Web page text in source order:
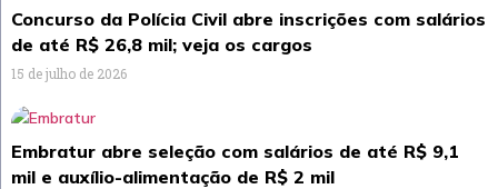
Concurso da Polícia Civil abre inscrições com salários
de até R$ 26,8 mil; veja os cargos
15 de julho de 2026
Embratur abre seleção com salários de até R$ 9,1
mil e auxílio-alimentação de R$ 2 mil